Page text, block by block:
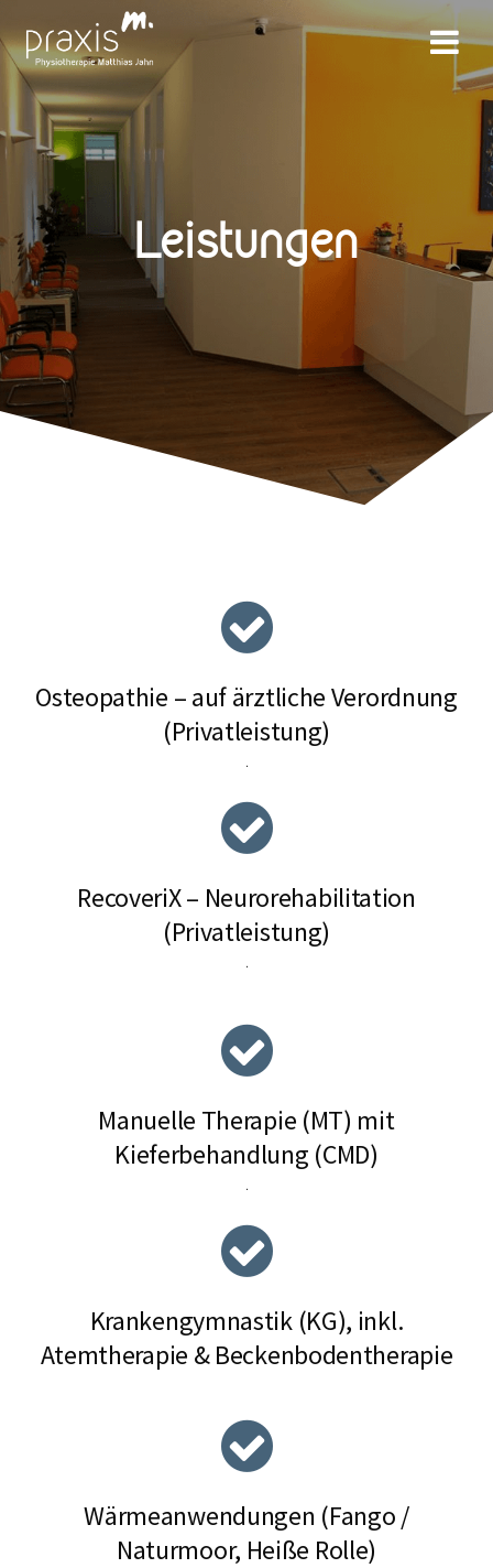
Leistungen
Osteopathie – auf ärztliche Verordnung
(Privatleistung)
.
RecoveriX – Neurorehabilitation
(Privatleistung)
.
Manuelle Therapie (MT) mit
Kieferbehandlung (CMD)
.
Krankengymnastik (KG), inkl.
Atemtherapie & Beckenbodentherapie
Wärmeanwendungen (Fango /
Naturmoor, Heiße Rolle)